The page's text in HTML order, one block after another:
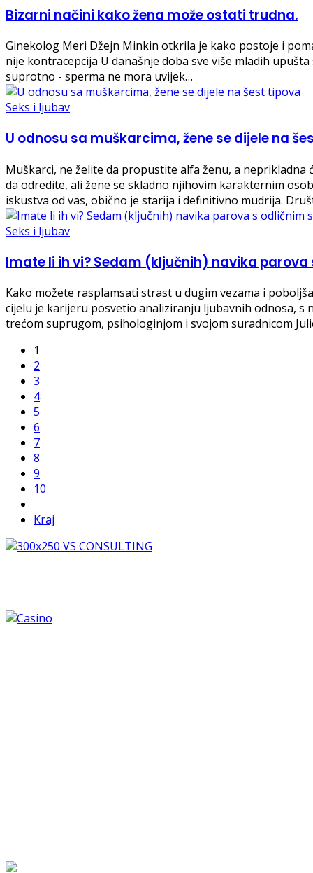
Bizarni načini kako žena može ostati trudna.
Ginekolog Meri Džejn Minkin otkrila je kako postoje i
nije kontracepcija U današnje doba sve više mladih
suprotno - sperma ne mora uvijek…
Seks i ljubav
U odnosu sa muškarcima, žene se dijele na
Muškarci, ne želite da propustite alfa ženu, a
da odredite, ali žene se skladno njihovim karakternim
iskustva od vas, obično je starija i definitivno mudrija.
Seks i ljubav
Imate li ih vi? Sedam (ključnih) navika
Kako možete rasplamsati strast u dugim vezama i
cijelu je karijeru posvetio analiziranju ljubavnih odnosa, s
trećom suprugom, psihologinjom i svojom suradnicom
1
2
3
4
5
6
7
8
9
10
Kraj